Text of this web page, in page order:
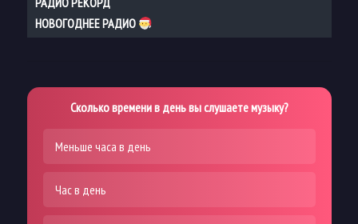
НОВОГОДНЕЕ РАДИО
Сколько времени в день вы слушаете музыку?
Меньше часа в день
Час в день